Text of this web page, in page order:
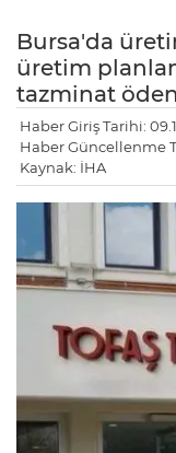
Bursa'da
üretim
tazminat
Haber Giriş Tarihi:
Haber Güncellenme
Kaynak: İHA